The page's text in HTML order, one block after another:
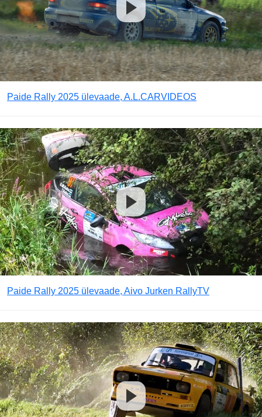
Paide Rally 2025 ülevaade, A.L.CARVIDEOS
Paide Rally 2025 ülevaade, Aivo Jurken RallyTV